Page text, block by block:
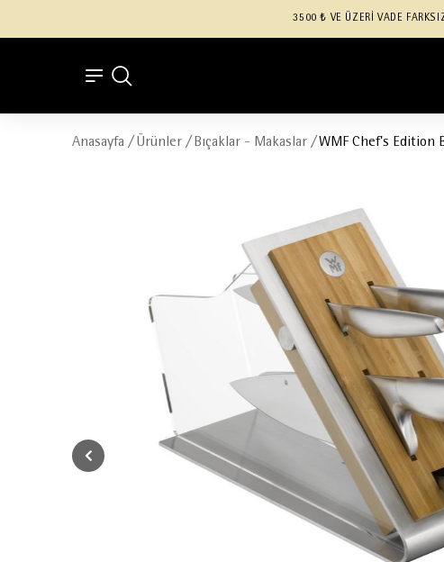
3500 ₺ VE ÜZERİ VADE
Anasayfa / Ürünler / Bıçaklar - Makaslar / WMF Chef's Edition